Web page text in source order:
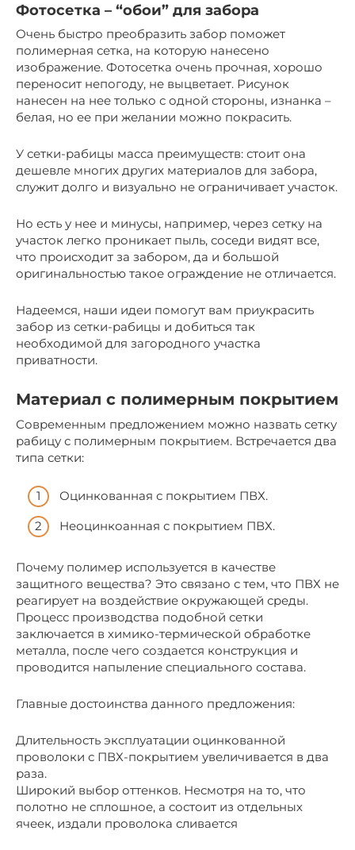
Фотосетка – “обои” для забора
Очень быстро преобразить забор поможет
полимерная сетка, на которую нанесено
изображение. Фотосетка очень прочная, хорошо
переносит непогоду, не выцветает. Рисунок
нанесен на нее только с одной стороны, изнанка –
белая, но ее при желании можно покрасить.
У сетки-рабицы масса преимуществ: стоит она
дешевле многих других материалов для забора,
служит долго и визуально не ограничивает участок.
Но есть у нее и минусы, например, через сетку на
участок легко проникает пыль, соседи видят все,
что происходит за забором, да и большой
оригинальностью такое ограждение не отличается.
Надеемся, наши идеи помогут вам приукрасить
забор из сетки-рабицы и добиться так
необходимой для загородного участка
приватности.
Материал с полимерным покрытием
Современным предложением можно назвать сетку
рабицу с полимерным покрытием. Встречается два
типа сетки:
Оцинкованная с покрытием ПВХ.
Неоцинкоанная с покрытием ПВХ.
Почему полимер используется в качестве
защитного вещества? Это связано с тем, что ПВХ не
реагирует на воздействие окружающей среды.
Процесс производства подобной сетки
заключается в химико-термической обработке
металла, после чего создается конструкция и
проводится напыление специального состава.
Главные достоинства данного предложения:
Длительность эксплуатации оцинкованной
проволоки с ПВХ-покрытием увеличивается в два
раза.
Широкий выбор оттенков. Несмотря на то, что
полотно не сплошное, а состоит из отдельных
ячеек, издали проволока сливается